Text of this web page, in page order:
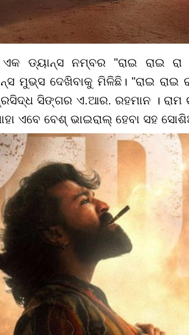
ଡ୍ୟାନ୍ସ ନମ୍ବର "ରାଇ ରାଇ
ମୁଭ୍ସ ଦେଖିବାକୁ ମିଳିଛି। "ରାଇ ରାଇ
ସିଙ୍ଗର ଏ.ଆର. ରହମାନ ।
ଏବେ ବେଶ୍ ଭାଇରାଲ୍ ହେବା ସହ